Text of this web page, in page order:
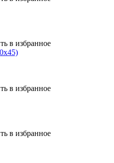
в избранное
в избранное
в избранное